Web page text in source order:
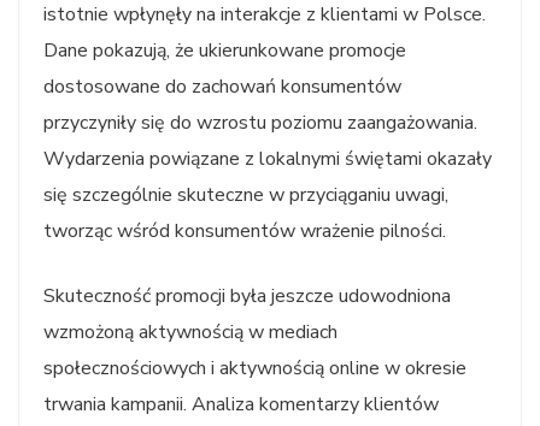
istotnie wpłynęły na interakcje z klientami w Polsce.
Dane pokazują, że ukierunkowane promocje
dostosowane do zachowań konsumentów
przyczyniły się do wzrostu poziomu zaangażowania.
Wydarzenia powiązane z lokalnymi świętami okazały
się szczególnie skuteczne w przyciąganiu uwagi,
tworząc wśród konsumentów wrażenie pilności.
Skuteczność promocji była jeszcze udowodniona
wzmożoną aktywnością w mediach
społecznościowych i aktywnością online w okresie
trwania kampanii. Analiza komentarzy klientów